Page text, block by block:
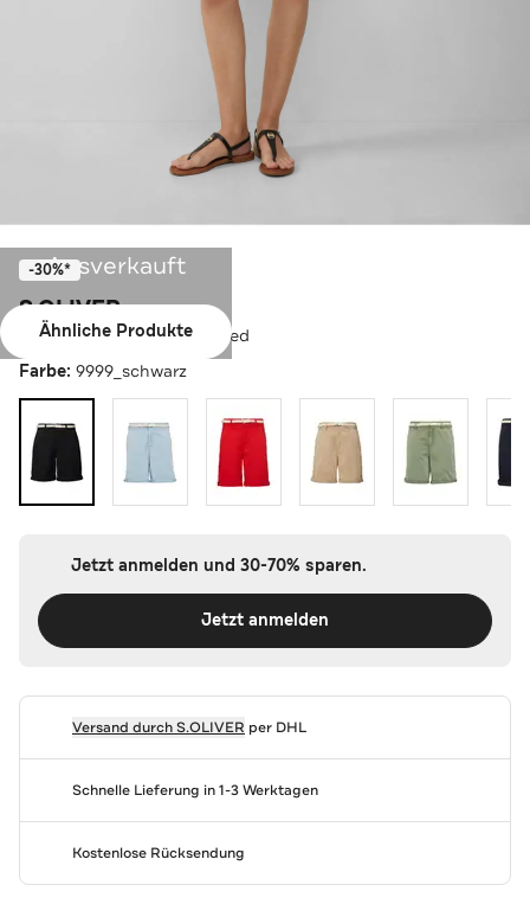
Ausverkauft
Ähnliche Produkte
-30%*
S.OLIVER
Short 9999_schwarz Tapered
Farbe: 9999_schwarz
Jetzt anmelden und 30-70% sparen.
Jetzt anmelden
Versand durchS.OLIVER per DHL
Schnelle Lieferung in 1-3 Werktagen
Kostenlose Rücksendung